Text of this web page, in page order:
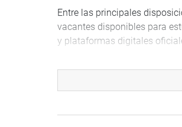
Entre las principales
vacantes disponibles para
y plataformas digitales
promoviendo una inclusión
acompañen al estudiante